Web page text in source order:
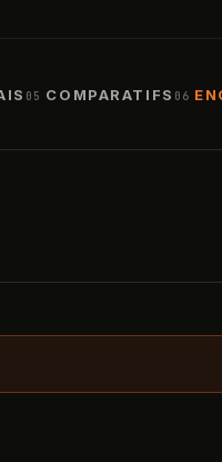
05 COMPARATIFS 06